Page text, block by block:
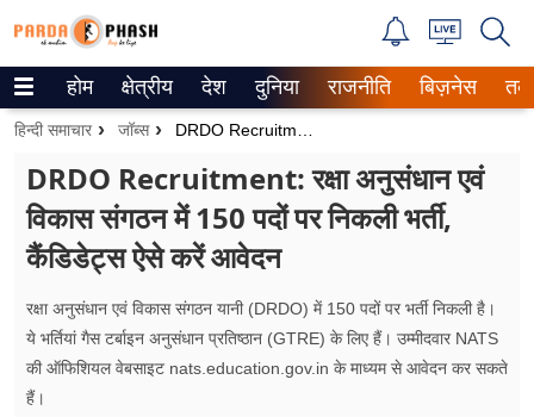
Trending on Google News
वेब स्टोरीज
उत्तर प्रदेश
गैलरी
वीडियो
होम क्षेत्रीय देश दुनिया राजनीति बिज़नेस
हिन्दी समाचार जॉब्स
DRDO Recruitment: रक्षा अनुसंधान एवं
विकास संगठन में 150 पदों पर निकली भर्ती,
कैंडिडेट्स ऐसे करें आवेदन
रक्षा अनुसंधान एवं विकास संगठन यानी (DRDO) में 150 पदों पर भर्ती निकली है।
ये भर्तियां गैस टर्बाइन अनुसंधान प्रतिष्ठान (GTRE) के लिए हैं। उम्मीदवार NATS
की ऑफिशियल वेबसाइट nats.education.gov.in के माध्यम से आवेदन कर सकते
हैं।